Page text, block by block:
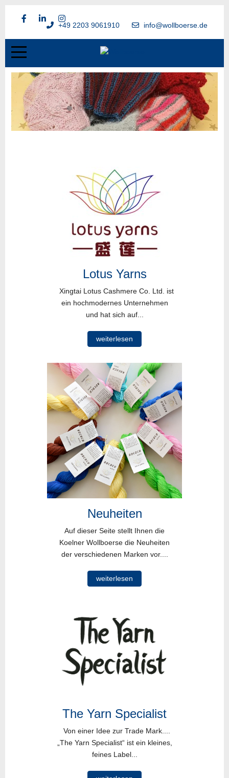
+49 2203 9061910 info@wollboerse.de
Lotus Yarns
Xingtai Lotus Cashmere Co. Ltd. ist
ein hochmodernes Unternehmen
und hat sich auf...
weiterlesen
Neuheiten
Auf dieser Seite stellt Ihnen die
Koelner Wollboerse die Neuheiten
der verschiedenen Marken vor....
weiterlesen
The Yarn Specialist
Von einer Idee zur Trade Mark....
„The Yarn Specialist“ ist ein kleines,
feines Label...